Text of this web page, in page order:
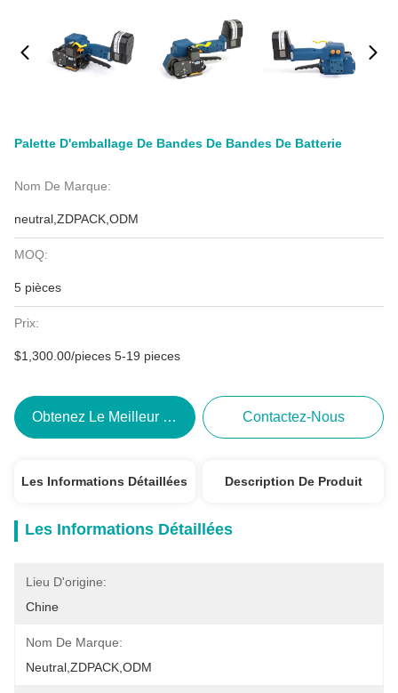
Palette D'emballage De Bandes De Bandes De Batterie
Nom De Marque:
neutral,ZDPACK,ODM
MOQ:
5 pièces
Prix:
$1,300.00/pieces 5-19 pieces
Obtenez Le Meilleur Prix Contactez-Nous
Les Informations Détaillées Description De Produit
Les Informations Détaillées
Lieu D'origine:
Chine
Nom De Marque:
Neutral,ZDPACK,ODM